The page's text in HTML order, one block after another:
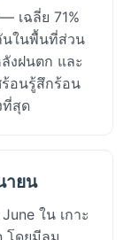
เฉลี่ย 71%
นในพื้นที่ส่วน
งฝนตก และ
อนรู้สึกร้อน
ที่สุด
ายน
ใน เกาะ
โดยมีลม